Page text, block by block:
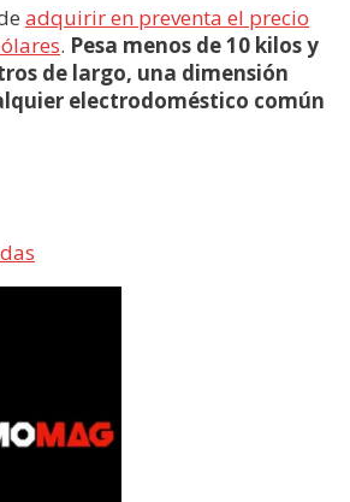
adquirir en preventa el precio
. Pesa menos de 10 kilos y
de largo, una dimensión
electrodoméstico común